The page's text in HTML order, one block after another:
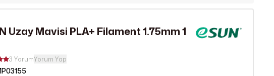
Uzay Mavisi PLA+ Filament 1.75mm 1
3 YorumYorum Yap